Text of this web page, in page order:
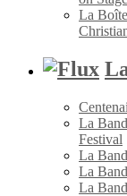
La
La
Festival
La
La
La